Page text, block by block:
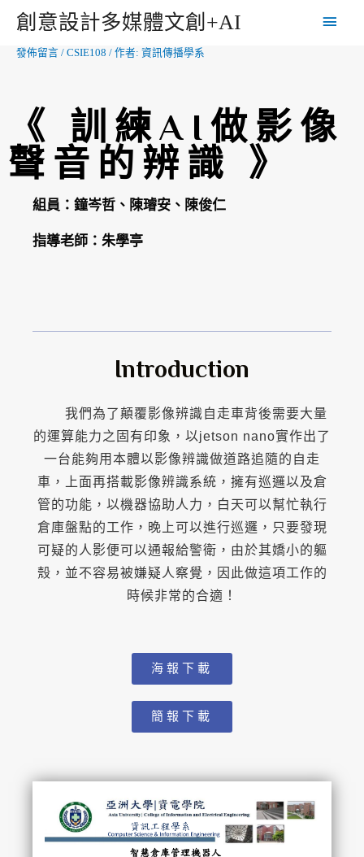
創意設計多媒體文創+AI
發佈留言 / CSIE108 / 作者: 資訊傳播學系
《 訓練AI做影像
聲音的辨識 》
組員： 鐘岑哲、陳璿安、陳俊仁
指導老師： 朱學亭
Introduction
我們為了顛覆影像辨識自走車背後需要大量
的運算能力之固有印象，以jetson nano實作出了
一台能夠用本體以影像辨識做道路追隨的自走
車，上面再搭載影像辨識系統，擁有巡邏以及倉
管的功能，以機器協助人力，白天可以幫忙執行
倉庫盤點的工作，晚上可以進行巡邏，只要發現
可疑的人影便可以通報給警衛，由於其嬌小的軀
殼，並不容易被嫌疑人察覺，因此做這項工作的
時候非常的合適！
海報下載
簡報下載